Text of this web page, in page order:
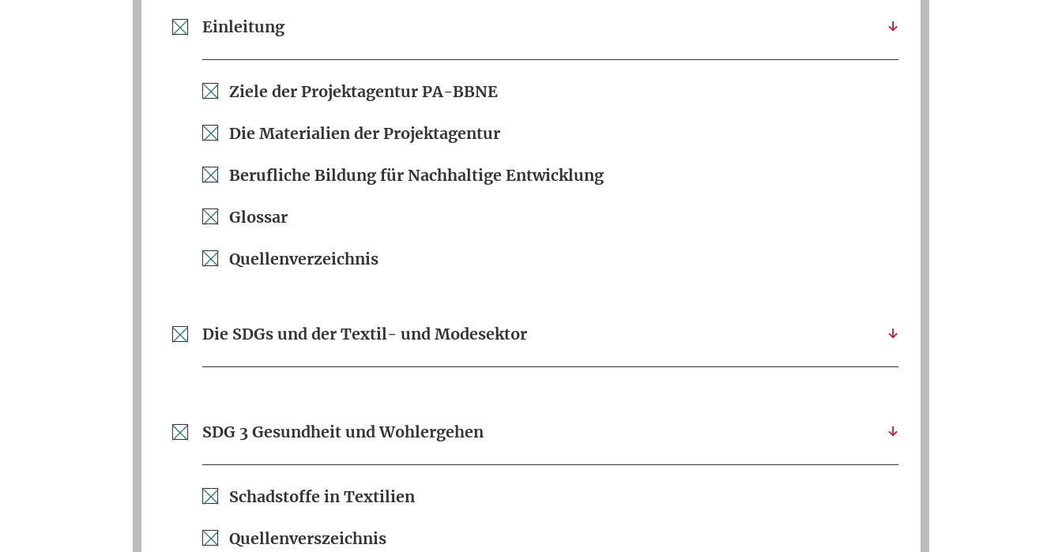
Einleitung
Ziele der Projektagentur PA-BBNE
Die Materialien der Projektagentur
Berufliche Bildung für Nachhaltige Entwicklung
Glossar
Quellenverzeichnis
Die SDGs und der Textil- und Modesektor
SDG 3 Gesundheit und Wohlergehen
Schadstoffe in Textilien
Quellenverszeichnis